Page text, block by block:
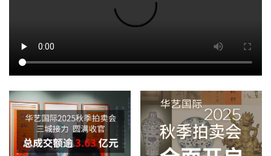
关于我们